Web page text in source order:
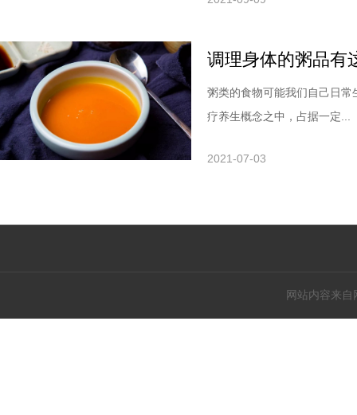
调理身体的粥品有
粥类的食物可能我们自己日
疗养生概念之中，占据一定...
2021-07-03
网站内容来